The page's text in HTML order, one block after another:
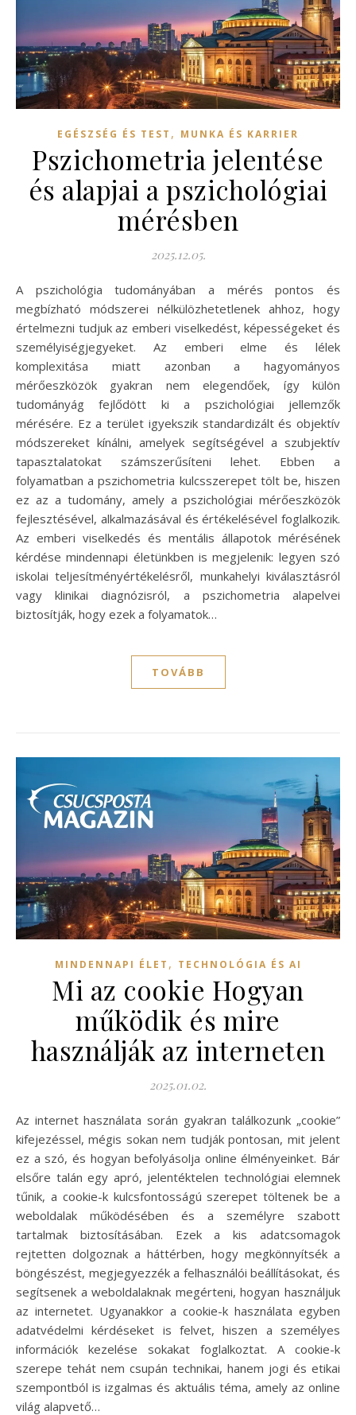
EGÉSZSÉG ÉS TEST , MUNKA ÉS KARRIER
Pszichometria jelentése
és alapjai a pszichológiai
mérésben
2025.12.05.
A pszichológia tudományában a mérés pontos és
megbízható módszerei nélkülözhetetlenek ahhoz, hogy
értelmezni tudjuk az emberi viselkedést, képességeket és
személyiségjegyeket. Az emberi elme és lélek
komplexitása miatt azonban a hagyományos
mérőeszközök gyakran nem elegendőek, így külön
tudományág fejlődött ki a pszichológiai jellemzők
mérésére. Ez a terület igyekszik standardizált és objektív
módszereket kínálni, amelyek segítségével a szubjektív
tapasztalatokat számszerűsíteni lehet. Ebben a
folyamatban a pszichometria kulcsszerepet tölt be, hiszen
ez az a tudomány, amely a pszichológiai mérőeszközök
fejlesztésével, alkalmazásával és értékelésével foglalkozik.
Az emberi viselkedés és mentális állapotok mérésének
kérdése mindennapi életünkben is megjelenik: legyen szó
iskolai teljesítményértékelésről, munkahelyi kiválasztásról
vagy klinikai diagnózisról, a pszichometria alapelvei
biztosítják, hogy ezek a folyamatok…
TOVÁBB
MINDENNAPI ÉLET , TECHNOLÓGIA ÉS AI
Mi az cookie Hogyan
működik és mire
használják az interneten
2025.01.02.
Az internet használata során gyakran találkozunk „cookie”
kifejezéssel, mégis sokan nem tudják pontosan, mit jelent
ez a szó, és hogyan befolyásolja online élményeinket. Bár
elsőre talán egy apró, jelentéktelen technológiai elemnek
tűnik, a cookie-k kulcsfontosságú szerepet töltenek be a
weboldalak működésében és a személyre szabott
tartalmak biztosításában. Ezek a kis adatcsomagok
rejtetten dolgoznak a háttérben, hogy megkönnyítsék a
böngészést, megjegyezzék a felhasználói beállításokat, és
segítsenek a weboldalaknak megérteni, hogyan használjuk
az internetet. Ugyanakkor a cookie-k használata egyben
adatvédelmi kérdéseket is felvet, hiszen a személyes
információk kezelése sokakat foglalkoztat. A cookie-k
szerepe tehát nem csupán technikai, hanem jogi és etikai
szempontból is izgalmas és aktuális téma, amely az online
világ alapvető…